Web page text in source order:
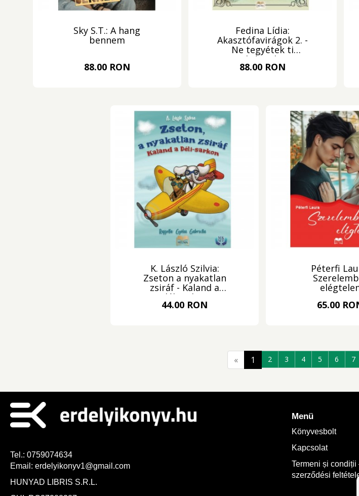
Sky S.T.: A hang
bennem
88.00 RON
Fedina Lídia:
Akasztófavirágok 2. -
Ne tegyétek ti
leányok
88.00 RON
K. László Szilvia:
Zseton a nyakatlan
zsiráf - Kaland a
délisarkon
44.00 RON
Péterfi
65.00
« 1 2 3 4 5 6 7
Tel.: 0759074634
Email: erdelyikonyv1@gmail.com
HUNYAD LIBRIS S.R.L.
Menü
Könyvesbolt
Kapcsolat
Termeni și condiții
szerződési